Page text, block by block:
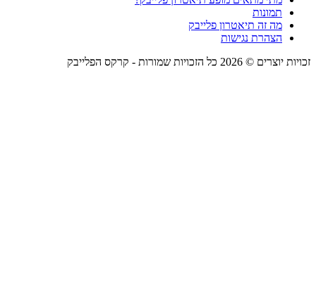
תמונות
מה זה תיאטרון פלייבק
הצהרת נגישות
זכויות יוצרים © 2026 כל הזכויות שמורות -
קרקס הפלייבק